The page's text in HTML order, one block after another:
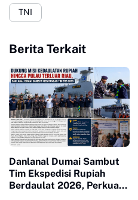
TNI
Berita Terkait
Danlanal Dumai Sambut
Tim Ekspedisi Rupiah
Berdaulat 2026, Perkuat